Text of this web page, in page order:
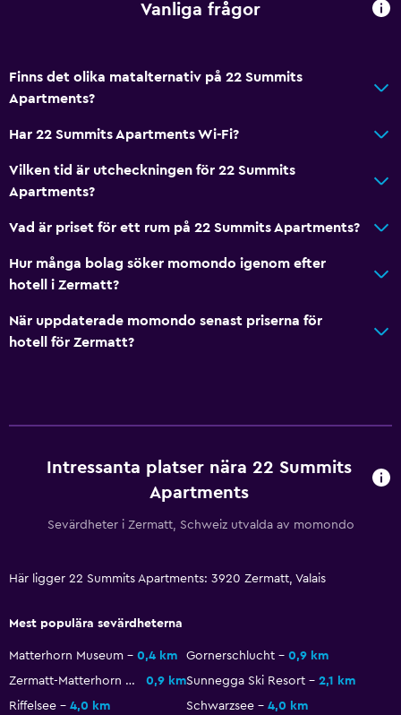
Grundläggande bekvämligheter
Internet
Handdukar
Brandsläckare
Schampo
Brandvarnare
Värme
Badrum
Ytterligare badrum
Badkar
Toalett
Toalettpapper
Privat badrum
Vanliga frågor
Finns det olika matalternativ på 22 Summits
Apartments?
Har 22 Summits Apartments Wi-Fi?
Vilken tid är utcheckningen för 22 Summits
Apartments?
Vad är priset för ett rum på 22 Summits Apartments?
Hur många bolag söker momondo igenom efter
hotell i Zermatt?
När uppdaterade momondo senast priserna för
hotell för Zermatt?
Intressanta platser nära 22 Summits
Apartments
Sevärdheter i Zermatt, Schweiz utvalda av momondo
Här ligger 22 Summits Apartments: 3920 Zermatt, Valais
Mest populära sevärdheterna
Matterhorn Museum 0,4 km Gornerschlucht
0,9 km
Zermatt-Matterhorn Ski Resort
0,9 kmSunnegga Ski Resort
2,1 km
Riffelsee
4,0 km Schwarzsee 4,0 km